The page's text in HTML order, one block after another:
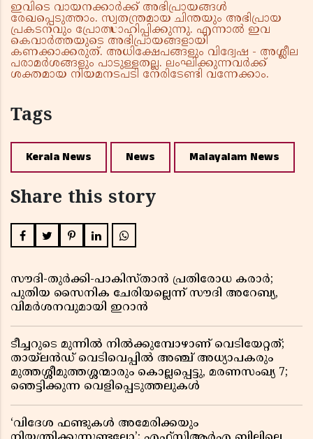
ഇവിടെ വായനക്കാർക്ക് അഭിപ്രായങ്ങൾ
രേഖപ്പെടുത്താം. സ്വതന്ത്രമായ ചിന്തയും അഭിപ്രായ
പ്രകടനവും പ്രോത്സാഹിപ്പിക്കുന്നു. എന്നാൽ ഇവ
കെവാർത്തയുടെ അഭിപ്രായങ്ങളായി
കണക്കാക്കരുത്. അധിക്ഷേപങ്ങളും വിദ്വേഷ - അശ്ലീല
പരാമർശങ്ങളും പാടുള്ളതല്ല. ലംഘിക്കുന്നവർക്ക്
ശക്തമായ നിയമനടപടി നേരിടേണ്ടി വന്നേക്കാം.
Tags
Kerala News News Malayalam News
Share this story
സൗദി-തുർക്കി-പാകിസ്താൻ പ്രതിരോധ കരാർ;
പുതിയ സൈനിക ചേരിയല്ലെന്ന് സൗദി അറേബ്യ,
വിമർശനവുമായി ഇറാൻ
ടീച്ചറുടെ മുന്നിൽ നിൽക്കുമ്പോഴാണ് വെടിയേറ്റത്;
തായ്‌ലൻഡ് വെടിവെപ്പിൽ അഞ്ച് അധ്യാപകരും
മുത്തശ്ശീമുത്തശ്ശന്മാരും കൊല്ലപ്പെട്ടു, മരണസംഖ്യ 7;
ഞെട്ടിക്കുന്ന വെളിപ്പെടുത്തലുകൾ
‘വിദേശ ഫണ്ടുകൾ അമേരിക്കയും